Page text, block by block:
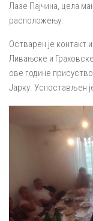
Лазе Пајчина, цела
расположењу.
Остварен је
Ливањске и
ове године
Јарку. Успостављен